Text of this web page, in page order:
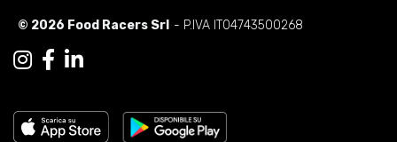
© 2026 Food Racers Srl - P.IVA IT04743500268